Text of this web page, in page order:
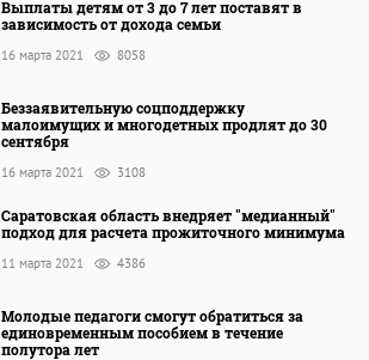
Выплаты детям от 3 до 7 лет поставят в
зависимость от дохода семьи
16 марта 2021 8058
Беззаявительную соцподдержку
малоимущих и многодетных продлят до 30
сентября
16 марта 2021 3108
Саратовская область внедряет "медианный"
подход для расчета прожиточного минимума
11 марта 2021 4386
Молодые педагоги смогут обратиться за
единовременным пособием в течение
полутора лет